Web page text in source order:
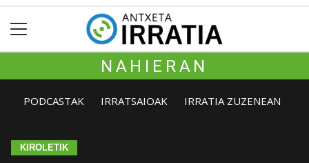
NAHIERAN
PODCASTAK IRRATSAIOAK IRRATIA ZUZENEAN
KIROLETIK